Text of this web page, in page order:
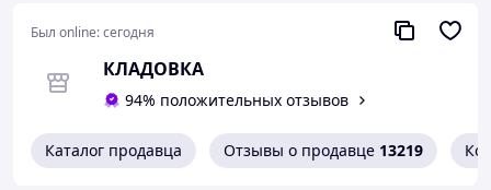
Был online:сегодня
КЛАДОВКА
94% положительных отзывов
Каталог продавца Отзывы о продавце 13219